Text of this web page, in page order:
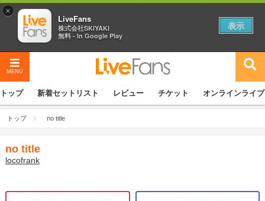
MENU
トップ 新着セットリスト レビュー チケット オンラインライブ
トップ no title
no title
locofrank
×
LiveFans
株式会社SKIYAKI
無料 - In Google Play
表示